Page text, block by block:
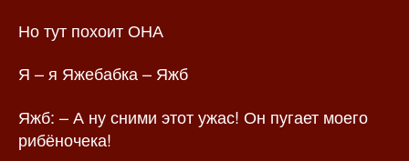
Но тут похоит ОНА
Я – я Яжебабка – Яжб
Яжб: – А ну сними этот ужас! Он пугает моего
рибёночека!